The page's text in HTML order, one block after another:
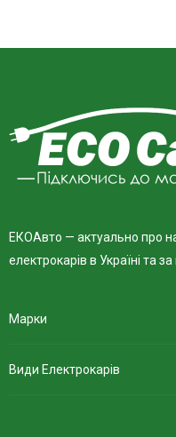
ЕКОАвто — актуально про
електрокарів в Україні та
Марки
Види Електрокарів